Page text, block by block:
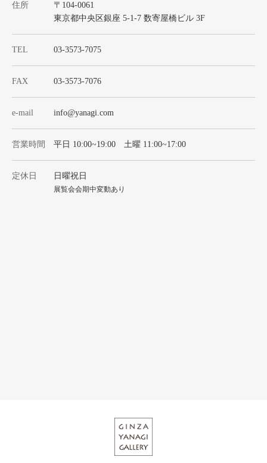
住所
〒104-0061
東京都中央区銀座 5-1-7 数寄屋橋ビル 3F
TEL 03-3573-7075
FAX 03-3573-7076
e-mail info@yanagi.com
営業時間 平日 10:00~19:00 土曜 11:00~17:00
定休日 日曜祝日
展覧会会期中変動あり